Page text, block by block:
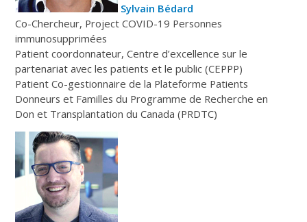
Sylvain Bédard
Co-Chercheur, Project COVID-19 Personnes
immunosupprimées
Patient coordonnateur, Centre d’excellence sur le
partenariat avec les patients et le public (CEPPP)
Patient Co-gestionnaire de la Plateforme Patients
Donneurs et Familles du Programme de Recherche en
Don et Transplantation du Canada (PRDTC)